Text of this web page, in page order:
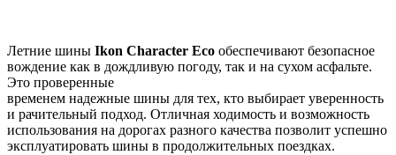
Летние шины Ikon Character Eco обеспечивают безопасное
вождение как в дождливую погоду, так и на сухом асфальте.
Это проверенные
временем надежные шины для тех, кто выбирает уверенность
и рачительный подход. Отличная ходимость и возможность
использования на дорогах разного качества позволит успешно
эксплуатировать шины в продолжительных поездках.